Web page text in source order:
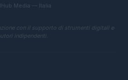
Media — Italia
con il supporto di strumenti digitali e
indipendenti.